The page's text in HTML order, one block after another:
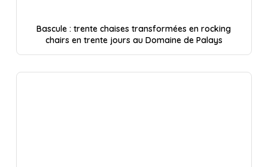
Bascule : trente chaises transformées en rocking
chairs en trente jours au Domaine de Palays